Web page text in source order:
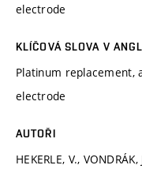
electrode
KLÍČOVÁ SLOVA V
Platinum replacement,
electrode
AUTOŘI
HEKERLE, V., VONDRÁK,